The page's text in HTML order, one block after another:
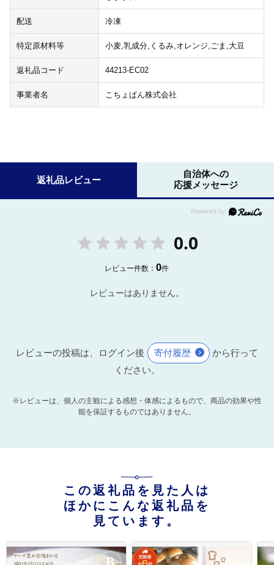
配送 冷凍
特定原材料等 小麦,乳成分,くるみ,オレンジ,ごま,大豆
返礼品コード 44213-EC02
事業者名 こちょぱん株式会社
返礼品レビュー
自治体への
応援メッセージ
0.0
レビュー件数：0件
レビューはありません。
レビューの投稿は、ログイン後 寄付履歴
から行って
ください。
※レビューは、個人の主観による感想・体感によるもので、商品の効果や性
能を保証するものではありません。
この返礼品を見た人は
ほかにこんな返礼品を
見ています。